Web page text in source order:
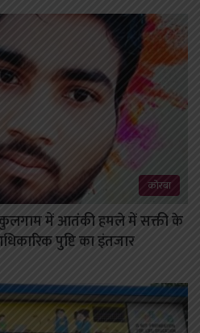
कोरबा
कुलगाम में आतंकी हमले में सक्ती के
पुष्टि का इंतजार